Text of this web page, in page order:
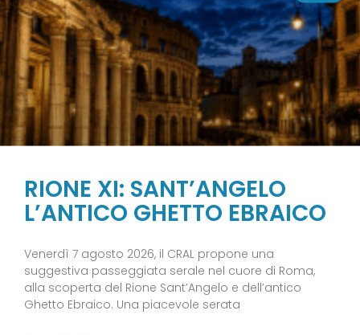
RIONE XI: SANT’ANGELO
L’ANTICO GHETTO EBRAICO
Venerdì 7 agosto 2026, il CRAL propone una
suggestiva passeggiata serale nel cuore di Roma,
alla scoperta del Rione Sant’Angelo e dell’antico
Ghetto Ebraico. Una piacevole serata